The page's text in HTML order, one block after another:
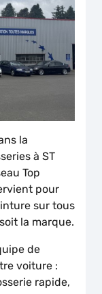
la
à ST
Top
pour
sur tous
la marque.
de
voiture :
rapide,